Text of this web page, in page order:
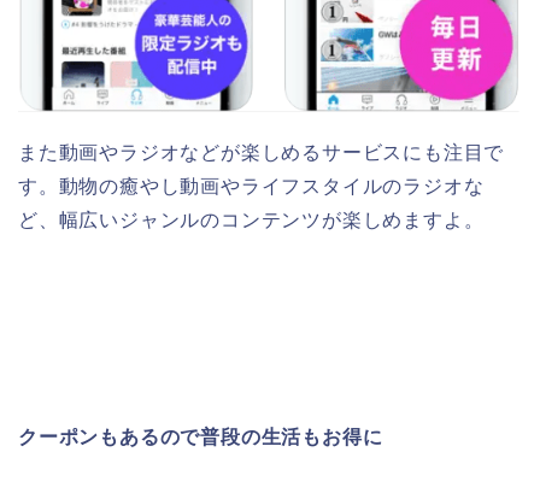
また動画やラジオなどが楽しめるサービスにも注目で
す。動物の癒やし動画やライフスタイルのラジオな
ど、幅広いジャンルのコンテンツが楽しめますよ。
クーポンもあるので普段の生活もお得に